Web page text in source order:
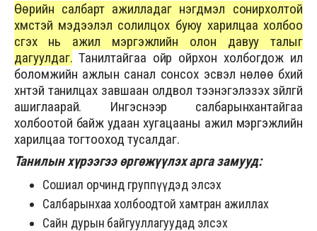
Өөрийн салбарт ажилладаг нэгдмэл сонирхолтой
хүмүүстэй мэдээлэл солилцох буюу харилцаа холбоо
үүсгэх нь ажил мэргэжлийн олон давуу талыг
дагуулдаг. Танилтайгаа ойр ойрхон холбогдож илүү
боломжийн ажлын санал сонсох эсвэл нөлөө бүхий
хүнтэй танилцах завшаан олдвол тээнэгэлэзэх зүйлгүй
ашиглаарай. Ингэснээр салбарынхантайгаа
холбоотой байж удаан хугацааны ажил мэргэжлийн
харилцаа тогтооход тусалдаг.
Танилын хүрээгээ өргөжүүлэх арга замууд:
Сошиал орчинд группүүдэд элсэх
Салбарынхаа холбоодтой хамтран ажиллах
Сайн дурын байгууллагуудад элсэх